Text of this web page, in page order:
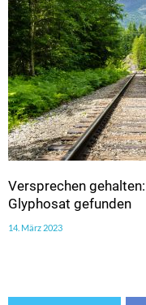
Versprechen
Glyphosat gefunden
14. März 2023